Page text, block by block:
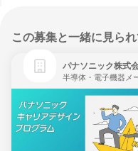
この募集と一緒に見ら
パナソニック株式
半導体・電子機器メ